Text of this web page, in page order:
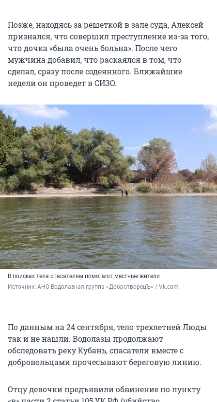
Позже, находясь за решеткой в зале суда, Алексей
признался, что совершил преступление из-за того,
что дочка «была очень больна». После чего
мужчина добавил, что раскаялся в том, что
сделал, сразу после содеянного. Ближайшие
недели он проведет в СИЗО.
В поисках тела спасателям помогают местные жители
Источник: АНО Водолазная группа «ДобротворецЪ» / Vk.com
По данным на 24 сентября, тело трехлетней Люды
так и не нашли. Водолазы продолжают
обследовать реку Кубань, спасатели вместе с
добровольцами прочесывают береговую линию.
Отцу девочки предъявили обвинение по пункту